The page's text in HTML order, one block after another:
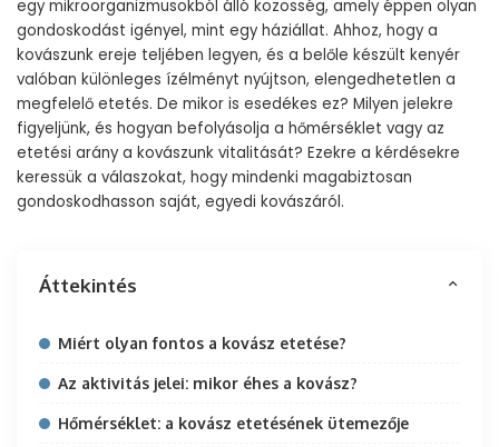
egy mikroorganizmusokból álló közösség, amely éppen olyan
gondoskodást igényel, mint egy háziállat. Ahhoz, hogy a
kovászunk ereje teljében legyen, és a belőle készült kenyér
valóban különleges ízélményt nyújtson, elengedhetetlen a
megfelelő etetés. De mikor is esedékes ez? Milyen jelekre
figyeljünk, és hogyan befolyásolja a hőmérséklet vagy az
etetési arány a kovászunk vitalitását? Ezekre a kérdésekre
keressük a válaszokat, hogy mindenki magabiztosan
gondoskodhasson saját, egyedi kovászáról.
Áttekintés
Miért olyan fontos a kovász etetése?
Az aktivitás jelei: mikor éhes a kovász?
Hőmérséklet: a kovász etetésének ütemezője